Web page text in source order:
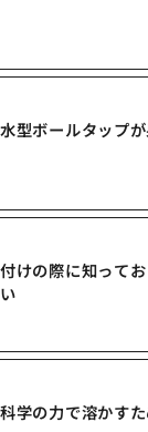
型ボールタップ
けの際に知って
学の力で溶かす